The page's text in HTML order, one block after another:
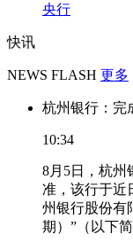
央行
快讯
NEWS FLASH 更多
杭州银行：完
10:34
8月5日，杭州
准，该行于近
州银行股份有
期）”（以下